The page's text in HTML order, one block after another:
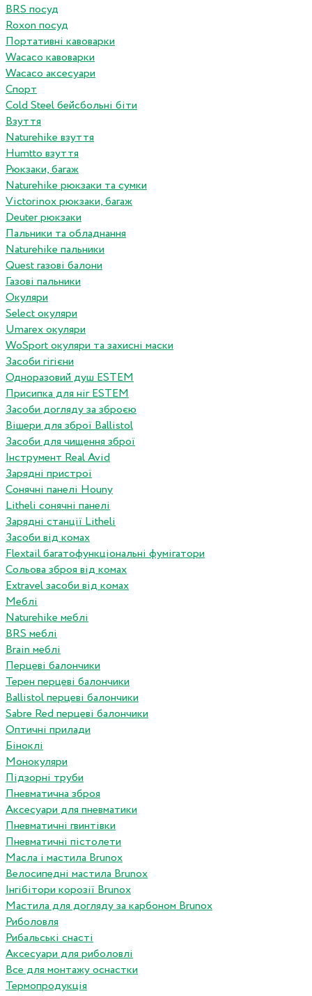
BRS посуд
Roxon посуд
Портативні кавоварки
Wacaco кавоварки
Wacaco аксесуари
Спорт
Cold Steel бейсбольні біти
Взуття
Naturehike взуття
Humtto взуття
Рюкзаки, багаж
Naturehike рюкзаки та сумки
Victorinox рюкзаки, багаж
Deuter рюкзаки
Пальники та обладнання
Naturehike пальники
Quest газові балони
Газові пальники
Окуляри
Select окуляри
Umarex окуляри
WoSport окуляри та захисні маски
Засоби гігієни
Одноразовий душ ESTEM
Присипка для ніг ESTEM
Засоби догляду за зброєю
Вішери для зброї Ballistol
Засоби для чищення зброї
Інструмент Real Avid
Зарядні пристрої
Сонячні панелі Houny
Litheli сонячні панелі
Зарядні станції Litheli
Засоби від комах
Flextail багатофункціональні фумігатори
Сольова зброя від комах
Extravel засоби від комах
Меблі
Naturehike меблі
BRS меблі
Brain меблі
Перцеві балончики
Терен перцеві балончики
Ballistol перцеві балончики
Sabre Red перцеві балончики
Оптичні прилади
Біноклі
Монокуляри
Підзорні труби
Пневматична зброя
Аксесуари для пневматики
Пневматичні гвинтівки
Пневматичні пістолети
Масла і мастила Brunox
Велосипедні мастила Brunox
Інгібітори корозії Brunox
Мастила для догляду за карбоном Brunox
Риболовля
Рибальські снасті
Аксесуари для риболовлі
Все для монтажу оснастки
Термопродукція